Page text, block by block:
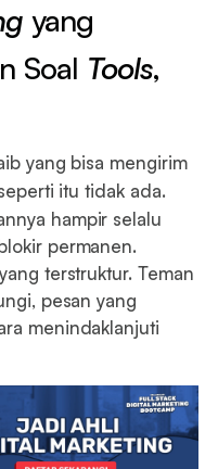
yang
Soal Tools,
yang bisa mengirim
itu tidak ada.
hampir selalu
permanen.
terstruktur. Teman
pesan yang
menindaklanjuti